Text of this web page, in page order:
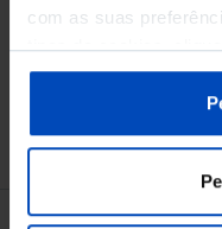
com as suas
tipos de cookies,
sobre cookies através
Política de
Conheça